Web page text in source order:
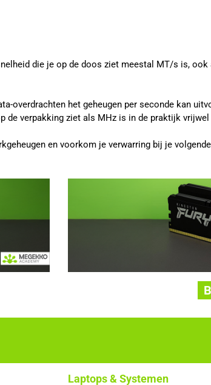
die je op de doos ziet meestal MT/s is,
overdrachten het geheugen per seconde kan
de verpakking ziet als MHz is in de praktijk
en voorkom je verwarring bij je
Laptops & Systemen